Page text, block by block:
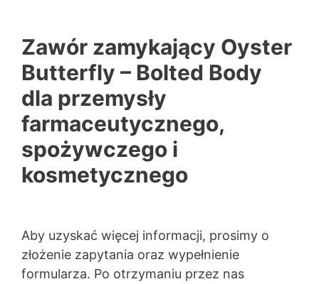
Zawór zamykający Oyster
Butterfly – Bolted Body
dla przemysły
farmaceutycznego,
spożywczego i
kosmetycznego
Aby uzyskać więcej informacji, prosimy o
złożenie zapytania oraz wypełnienie
formularza. Po otrzymaniu przez nas